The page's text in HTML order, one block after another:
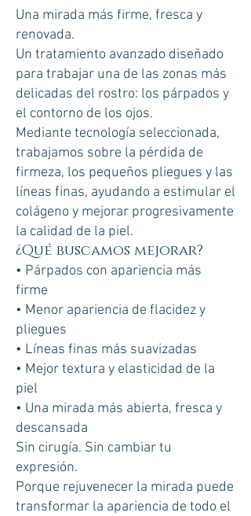
Una mirada más firme, fresca y
renovada.
Un tratamiento avanzado diseñado
para trabajar una de las zonas más
delicadas del rostro: los párpados y
el contorno de los ojos.
Mediante tecnología seleccionada,
trabajamos sobre la pérdida de
firmeza, los pequeños pliegues y las
líneas finas, ayudando a estimular el
colágeno y mejorar progresivamente
la calidad de la piel.
¿Qué buscamos mejorar?
• Párpados con apariencia más
firme
• Menor apariencia de flacidez y
pliegues
• Líneas finas más suavizadas
• Mejor textura y elasticidad de la
piel
• Una mirada más abierta, fresca y
descansada
Sin cirugía. Sin cambiar tu
expresión.
Porque rejuvenecer la mirada puede
transformar la apariencia de todo el